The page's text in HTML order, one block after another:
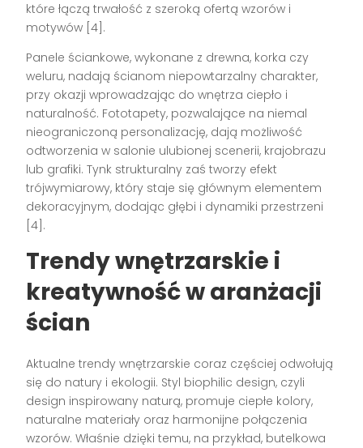
które łączą trwałość z szeroką ofertą wzorów i
motywów [4].
Panele ściankowe, wykonane z drewna, korka czy
weluru, nadają ścianom niepowtarzalny charakter,
przy okazji wprowadzając do wnętrza ciepło i
naturalność. Fototapety, pozwalające na niemal
nieograniczoną personalizację, dają możliwość
odtworzenia w salonie ulubionej scenerii, krajobrazu
lub grafiki. Tynk strukturalny zaś tworzy efekt
trójwymiarowy, który staje się głównym elementem
dekoracyjnym, dodając głębi i dynamiki przestrzeni
[4].
Trendy wnętrzarskie i
kreatywność w aranżacji
ścian
Aktualne trendy wnętrzarskie coraz częściej odwołują
się do natury i ekologii. Styl biophilic design, czyli
design inspirowany naturą, promuje ciepłe kolory,
naturalne materiały oraz harmonijne połączenia
wzorów. Właśnie dzięki temu, na przykład, butelkowa